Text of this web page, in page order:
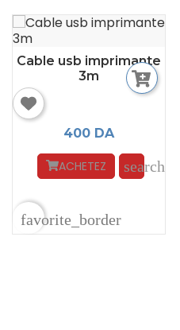
Cable usb imprimante
3m
400 DA
ACHETEZ search
favorite_border